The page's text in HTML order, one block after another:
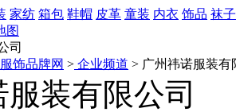
家纺 箱包 鞋帽 皮革 童装 内衣 饰品 袜子
图
司
饰品牌网 > 企业频道 > 广州祎诺服装有
装有限公司